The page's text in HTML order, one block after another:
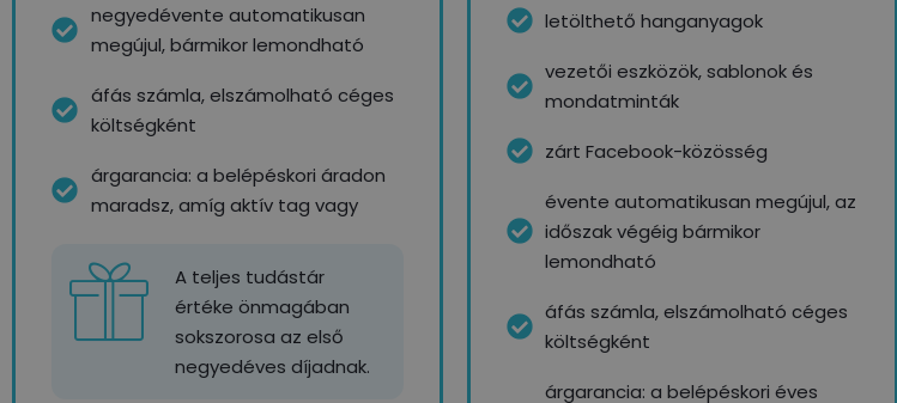
negyedévente automatikusan
megújul, bármikor lemondható
áfás számla, elszámolható céges
költségként
árgarancia: a belépéskori áradon
maradsz, amíg aktív tag vagy
A teljes tudástár
értéke önmagában
sokszorosa az első
negyedéves díjadnak.
letölthető hanganyagok
vezetői eszközök, sablonok és
mondatminták
zárt Facebook-közösség
évente automatikusan megújul, az
időszak végéig bármikor
lemondható
áfás számla, elszámolható céges
költségként
árgarancia: a belépéskori éves